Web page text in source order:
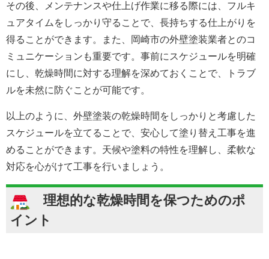
その後、メンテナンスや仕上げ作業に移る際には、フルキ
ュアタイムをしっかり守ることで、長持ちする仕上がりを
得ることができます。また、岡崎市の外壁塗装業者とのコ
ミュニケーションも重要です。事前にスケジュールを明確
にし、乾燥時間に対する理解を深めておくことで、トラブ
ルを未然に防ぐことが可能です。
以上のように、外壁塗装の乾燥時間をしっかりと考慮した
スケジュールを立てることで、安心して塗り替え工事を進
めることができます。天候や塗料の特性を理解し、柔軟な
対応を心がけて工事を行いましょう。
理想的な乾燥時間を保つためのポ
イント